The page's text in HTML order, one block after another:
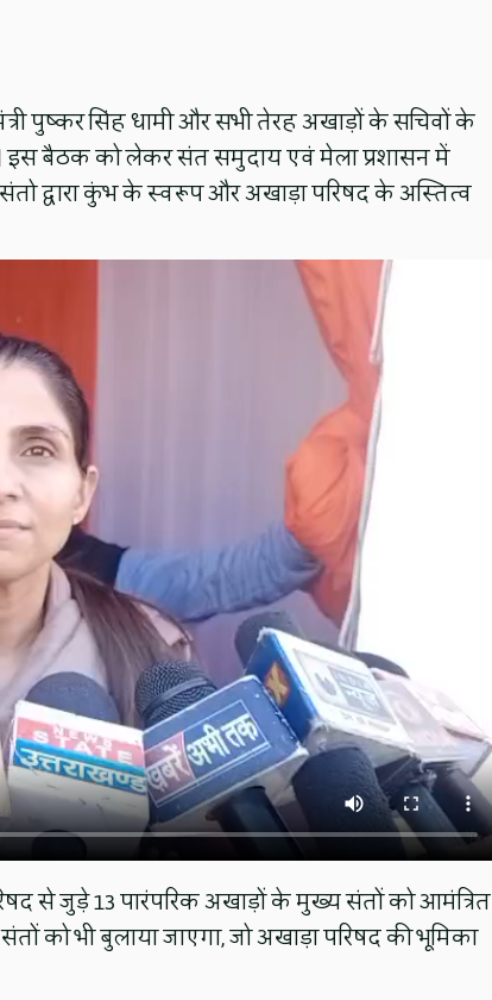
पुष्कर सिंह धामी और सभी तेरह अखाड़ों के सचिवों के
इस बैठक को लेकर संत समुदाय एवं मेला प्रशासन में
द्वारा कुंभ के स्वरूप और अखाड़ा परिषद के अस्तित्व
से जुड़े 13 पारंपरिक अखाड़ों के मुख्य संतों को आमंत्रित
को भी बुलाया जाएगा, जो अखाड़ा परिषद की भूमिका